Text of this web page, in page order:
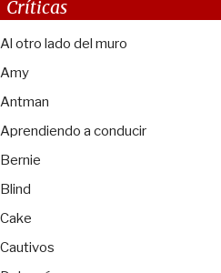
Críticas
Al otro lado del muro
Amy
Antman
Aprendiendo a conducir
Bernie
Blind
Cake
Cautivos